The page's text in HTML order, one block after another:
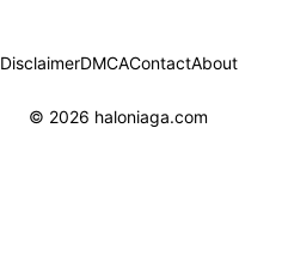
DisclaimerDMCAContactAbout
© 2026 haloniaga.com